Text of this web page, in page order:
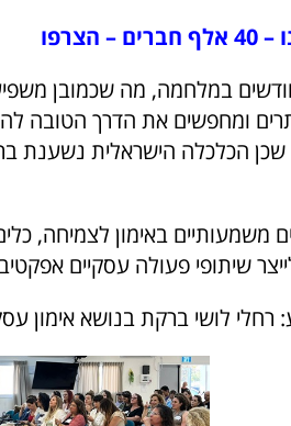
כבר 8 חודשים במלחמה, מה
ומחפשים את הדרך הטובה
הכלכלה הישראלית נשענת
משמעותיים באימון לצמיחה,
שיתופי פעולה עסקיים
רחלי לושי ברקת בנושא אימון